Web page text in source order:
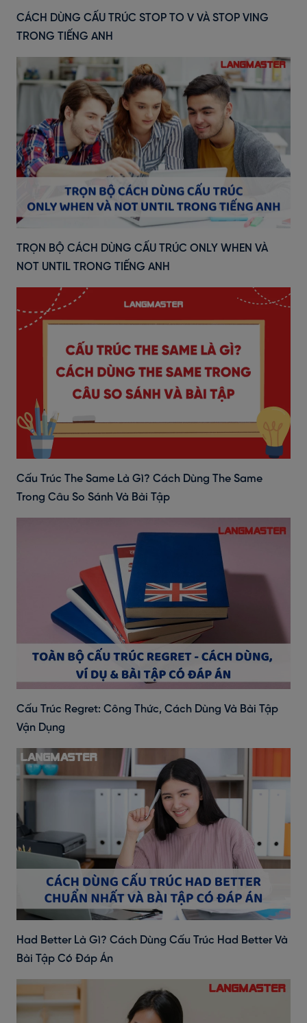
CÁCH DÙNG CẤU TRÚC STOP TO V VÀ STOP VING
TRONG TIẾNG ANH
TRỌN BỘ CÁCH DÙNG CẤU TRÚC ONLY WHEN VÀ
NOT UNTIL TRONG TIẾNG ANH
Cấu Trúc The Same Là Gì? Cách Dùng The Same
Trong Câu So Sánh Và Bài Tập
Cấu Trúc Regret: Công Thức, Cách Dùng Và Bài Tập
Vận Dụng
Had Better Là Gì? Cách Dùng Cấu Trúc Had Better Và
Bài Tập Có Đáp Án